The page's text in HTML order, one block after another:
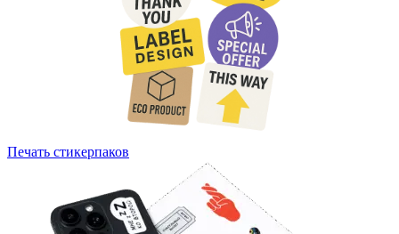
Печать стикерпаков